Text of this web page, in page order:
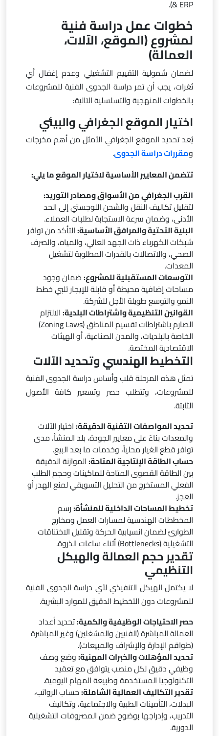
& ERP).
خطوات عمل دراسة فنية
لمشروع (الموقع، الآلات،
العمالة)
لضمان شمولية التقييم التشغيلي وعدم إغفال أي
ثغرات، يجب أن تمر دراسة الجدوى الفنية للمشروعات
بالخطوات المنهجية والتسلسلية التالية:
اختيار الموقع الجغرافي والبيئي
يُعد تحديد الموقع الجغرافي الأمثل من أهم مخرجات
ومقررات دراسة الجدوى.
تتضمن المعايير الأساسية لاختيار الموقع ما يلي:
القرب الجغرافي من الأسواق ومصادر التوريد:
لتقليل تكاليف النقل والشحن اللوجستي إلى الحد
الأدنى، وضمان سرعة الاستجابة لطلبات العملاء.
البنية التحتية والمرافق الأساسية:التأكد من توافر
شبكات الكهرباء ذات الجهد العالي، والمياه، والصرف
الصحي، والاتصالات بالقدرات المطلوبة لتشغيل
المعدات.
التوسعات المستقبلية للمشروع:ضمان وجود
مساحات إضافية محيطة أو قابلة للإيجار تلبي خطط
النمو والتوسع طويلة الأجل للشركة.
القوانين التنظيمية واشتراطات البلدية:الالتزام
الصارم باشتراطات تقسيم المناطق (Zoning Laws)
الخاصة بالبلديات، والمدن الصناعية، أو الهيئات
الاقتصادية المختصة.
التخطيط الهندسي وتحديد الآلات
تمثل هذه المرحلة قلب وأساس دراسة الجدوى الفنية
للمشروعات، وتتطلب حصر وتسعير كافة الأصول
الثابتة.
تحديد المواصفات التقنية الدقيقة:اختيار الآلات
والمعدات بناءً على معايير الجودة، بلد المنشأ، مدى
توافر قطع الغيار محلياً، وخدمات ما بعد البيع.
حساب الطاقة الإنتاجية المتاحة:الموازنة الدقيقة
بين الطاقة القصوى المتاحة للماكينات وحجم الطلب
الفعلي المستخرج من التحليل التسويقي لمنع الهدر أو
العجز.
تخطيط المساحات الداخلية للمنشأة:رسم
المخططات الهندسية لمسارات العمل ومخارج
الطوارئ لضمان انسيابية الحركة وتقليل الاختناقات
التشغيلية (Bottlenecks) أثناء ساعات الذروة.
تقدير حجم العمالة والهيكل
التنظيمي
لا يكتمل الهيكل التنفيذي لأي دراسة الجدوى الفنية
للمشروعات دون التخطيط الدقيق للموارد البشرية.
حصر الاحتياجات الوظيفية والكمية:تحديد أعداد
العمالة المباشرة (الفنيين والمشغلين) وغير المباشرة
(طواقم الإدارة والإشراف والمبيعات).
تحديد المؤهلات والخبرات المهنية:وضع وصف
وظيفي دقيق لكل منصب يتوافق مع تعقيد
التكنولوجيا المستخدمة وطبيعة المهام اليومية.
تقدير التكاليف العمالية الشاملة:حساب الرواتب،
البدلات، التأمينات الطبية والاجتماعية، وتكاليف
التدريب، وإدراجها بوضوح ضمن المصروفات التشغيلية
الدورية.